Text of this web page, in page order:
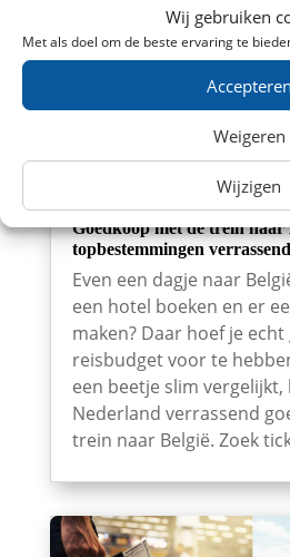
Wij gebruiken
Met als doel om de beste ervaring te
Accepteren
Weigeren
Wijzigen
Goedkoop met de trein naar
topbestemmingen
Even een dagje naar
een hotel boeken en er
maken? Daar hoef je
reisbudget voor te
een beetje slim vergelijkt,
Nederland verrassend
trein naar België. Zoek